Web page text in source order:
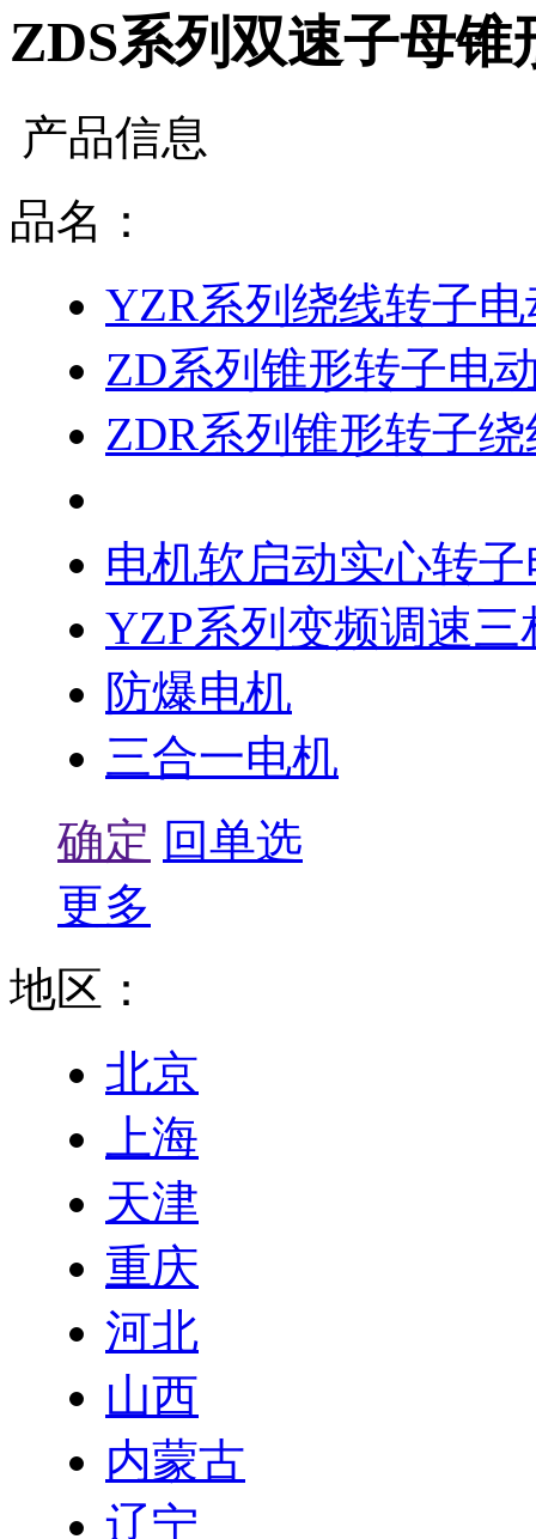
ZDS系列双速子母锥
产品信息
品名：
YZR系列绕线转子
ZD系列锥形转子电
ZDR系列锥形转子
电机软启动实心转
YZP系列变频调速
防爆电机
三合一电机
确定 回单选
更多
地区：
北京
上海
天津
重庆
河北
山西
内蒙古
辽宁